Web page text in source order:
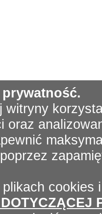
witryny
oraz